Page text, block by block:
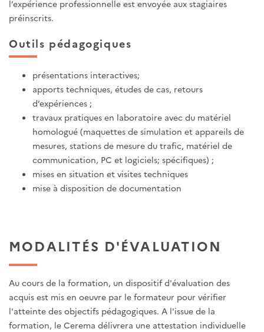
l’expérience professionnelle est envoyée aux stagiaires
préinscrits.
Outils pédagogiques
présentations interactives;
apports techniques, études de cas, retours
d’expériences ;
travaux pratiques en laboratoire avec du matériel
homologué (maquettes de simulation et appareils de
mesures, stations de mesure du trafic, matériel de
communication, PC et logiciels; spécifiques) ;
mises en situation et visites techniques
mise à disposition de documentation
MODALITÉS D'ÉVALUATION
Au cours de la formation, un dispositif d'évaluation des
acquis est mis en oeuvre par le formateur pour vérifier
l'atteinte des objectifs pédagogiques. A l'issue de la
formation, le Cerema délivrera une attestation individuelle